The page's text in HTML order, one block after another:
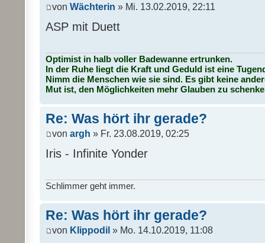
von Wächterin » Mi. 13.02.2019, 22:11
ASP mit Duett
Optimist in halb voller Badewanne ertrunken.
In der Ruhe liegt die Kraft und Geduld ist eine
Nimm die Menschen wie sie sind. Es gibt keine
Mut ist, den Möglichkeiten mehr Glauben zu
Re: Was hört ihr gerade?
von argh » Fr. 23.08.2019, 02:25
Iris - Infinite Yonder
Schlimmer geht immer.
Re: Was hört ihr gerade?
von Klippodil » Mo. 14.10.2019, 11:08